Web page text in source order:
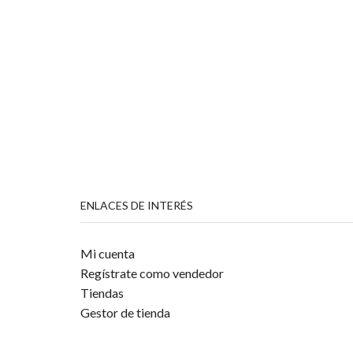
ENLACES DE INTERÉS
Mi cuenta
Regístrate como vendedor
Tiendas
Gestor de tienda